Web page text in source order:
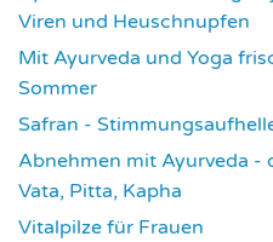
Viren und Heuschnupfen
Mit Ayurveda und Yoga
Sommer
Safran -
Abnehmen mit Ayurveda -
Vata, Pitta, Kapha
Vitalpilze für Frauen